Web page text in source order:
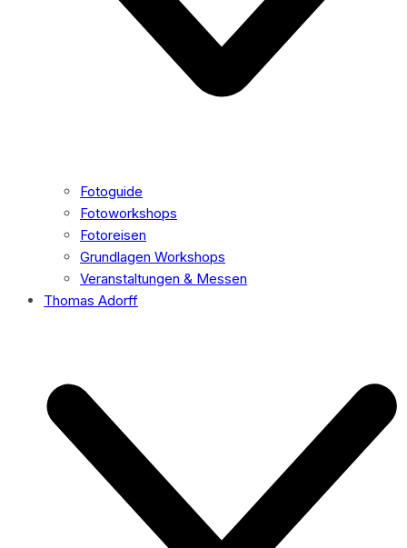
Fotoguide
Fotoworkshops
Fotoreisen
Grundlagen Workshops
Veranstaltungen & Messen
Thomas Adorff